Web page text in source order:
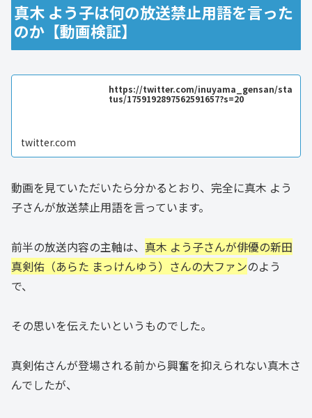
真木 よう子は何の放送禁止用語を言った
のか【動画検証】
https://twitter.com/inuyama_gensan/sta
tus/1759192897562591657?s=20
twitter.com
動画を見ていただいたら分かるとおり、完全に真木 よう
子さんが放送禁止用語を言っています。
前半の放送内容の主軸は、 真木 よう子さんが俳優の新田
真剣佑（あらた まっけんゆう）さんの大ファンのよう
で、
その思いを伝えたいというものでした。
真剣佑さんが登場される前から興奮を抑えられない真木さ
んでしたが、